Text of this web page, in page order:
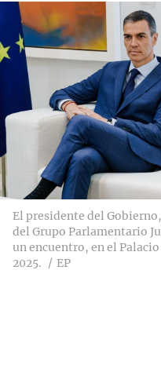
El presidente del
del Grupo Parlamentario
un encuentro, en el
2025.
EP